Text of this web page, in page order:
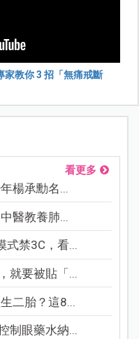
家教你 3 招「無痛戒斷
看更多
楊承勳名...
醫教養肺...
式禁3C，看...
就要被貼「...
二胎？這8...
制眼藥水納...